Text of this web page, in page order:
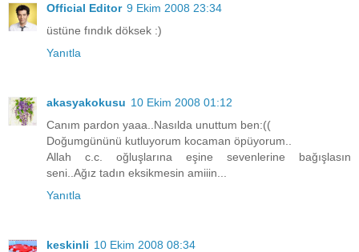
Official Editor 9 Ekim 2008 23:34
üstüne fındık döksek :)
Yanıtla
akasyakokusu 10 Ekim 2008 01:12
Canım pardon yaaa..Nasılda unuttum ben:((
Doğumgününü kutluyorum kocaman öpüyorum..
Allah c.c. oğluşlarına eşine sevenlerine bağışlasın
seni..Ağız tadın eksikmesin amiiin...
Yanıtla
keskinli 10 Ekim 2008 08:34